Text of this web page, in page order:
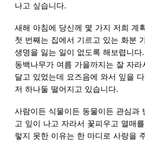
나고 싶습니다.
새해 아침에 당신께 몇 가지 저희 계
첫 번째는 집에서 기르고 있는 화분
생명을 잃는 일이 없도록 해보렵니다
동백나무가 여름 가을까지는 잘 자라
달고 있었는데 요즈음에 와서 잎을
저 하나둘 떨어지고 있습니다.
사람이든 식물이든 동물이든 관심과
고 잎이 나고 자라서 꽃피우고 열매
렇지 못한 이유는 한 마디로 사랑을